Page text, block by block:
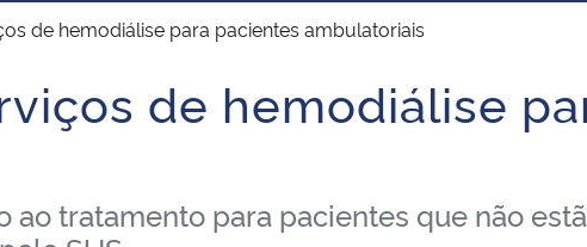
Desenvolvimento Regional
União
Advocacia-Geral da União Banco Central do Brasil
de hemodiálise para pacientes ambulatoriais
de hemodiálise
ao tratamento para pacientes que não